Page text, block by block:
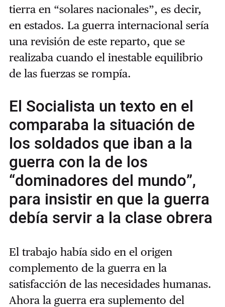
tierra en “solares nacionales”, es decir,
en estados. La guerra internacional sería
una revisión de este reparto, que se
realizaba cuando el inestable equilibrio
de las fuerzas se rompía.
El Socialista un texto en el
comparaba la situación de
los soldados que iban a la
guerra con la de los
“dominadores del mundo”,
para insistir en que la guerra
debía servir a la clase obrera
El trabajo había sido en el origen
complemento de la guerra en la
satisfacción de las necesidades humanas.
Ahora la guerra era suplemento del